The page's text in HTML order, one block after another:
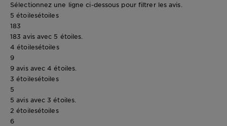
Sélectionnez une ligne ci-dessous pour filtrer les avis.
5 étoilesétoiles
183
183 avis avec 5 étoiles.
4 étoilesétoiles
9
9 avis avec 4 étoiles.
3 étoilesétoiles
5
5 avis avec 3 étoiles.
2 étoilesétoiles
6